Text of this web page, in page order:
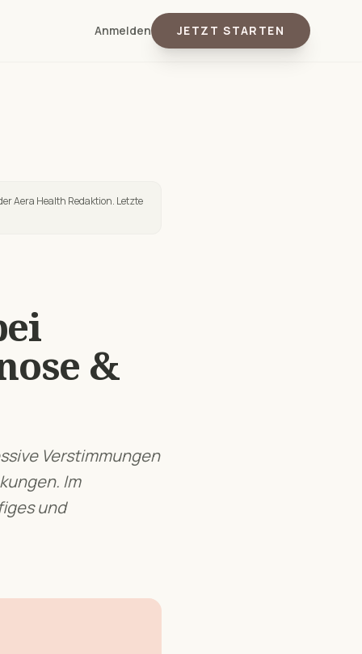
Anmelden JETZT STARTEN
Aera Health Redaktion. Letzte
&
Verstimmungen
Im
und